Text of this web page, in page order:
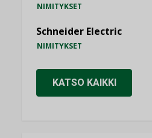
NIMITYKSET
Schneider Electric
NIMITYKSET
KATSO KAIKKI